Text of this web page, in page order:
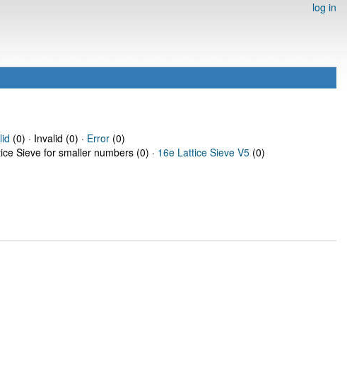
log in
(0) · Invalid (0) · Error(0)
Sieve for smaller numbers (0) · 16e Lattice Sieve V5 (0)